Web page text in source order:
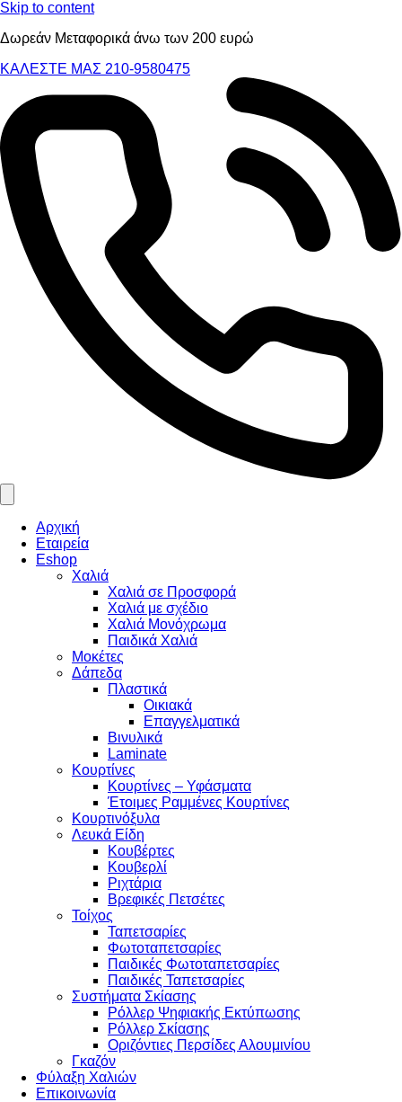
Skip to content
Δωρεάν Μεταφορικά άνω των 200 ευρώ
ΚΑΛΕΣΤΕ ΜΑΣ 210-9580475
Αρχική
Εταιρεία
Eshop
Χαλιά
Χαλιά σε Προσφορά
Χαλιά με σχέδιο
Χαλιά Μονόχρωμα
Παιδικά Χαλιά
Μοκέτες
Δάπεδα
Πλαστικά
Οικιακά
Επαγγελματικά
Βινυλικά
Laminate
Κουρτίνες
Κουρτίνες – Υφάσματα
Έτοιμες Ραμμένες Κουρτίνες
Κουρτινόξυλα
Λευκά Είδη
Κουβέρτες
Κουβερλί
Ριχτάρια
Βρεφικές Πετσέτες
Τοίχος
Ταπετσαρίες
Φωτοταπετσαρίες
Παιδικές Φωτοταπετσαρίες
Παιδικές Ταπετσαρίες
Συστήματα Σκίασης
Ρόλλερ Ψηφιακής Εκτύπωσης
Ρόλλερ Σκίασης
Οριζόντιες Περσίδες Αλουμινίου
Γκαζόν
Φύλαξη Χαλιών
Επικοινωνία